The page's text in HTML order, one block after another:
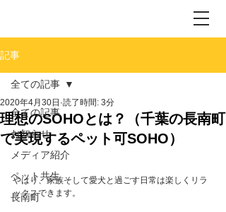
記事
全ての記事
お知らせ
メディア紹介
ペット共生
長南町
全ての記事
理想のSOHOとは？（千葉の長南町
で実現するペット可SOHO）
2020年4月30日 読了時間: 3分
やはり、家族そして愛犬と過ごす日常は楽しくリラ
ックスできます。